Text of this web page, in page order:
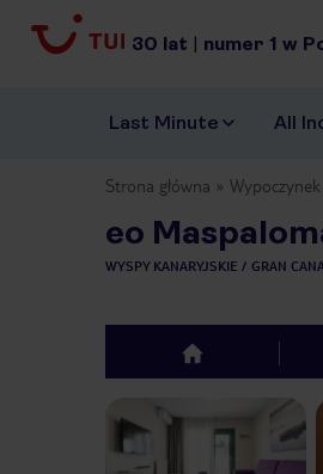
30 lat | numer 1 w
Last Minute All
Strona główna Wypoczynek
eo
WYSPY KANARYJSKIE GRAN
top
Previous slide